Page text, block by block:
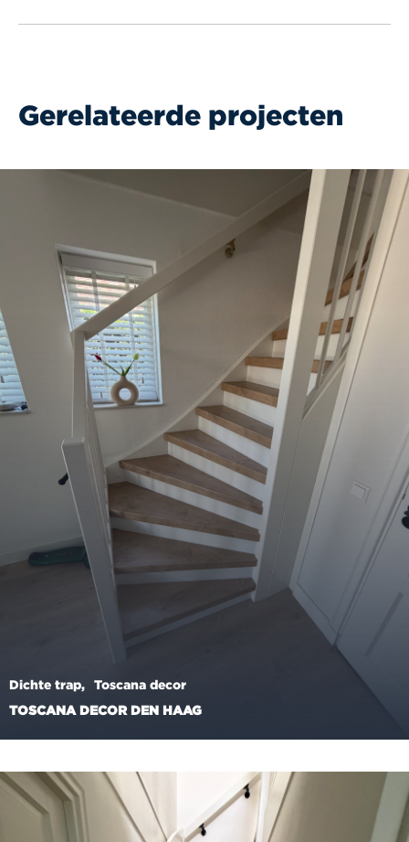
Gerelateerde projecten
Dichte trap
Toscana decor
TOSCANA DECOR DEN HAAG